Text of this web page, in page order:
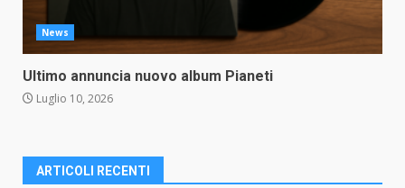
News
Ultimo annuncia nuovo album Pianeti
Luglio 10, 2026
ARTICOLI RECENTI